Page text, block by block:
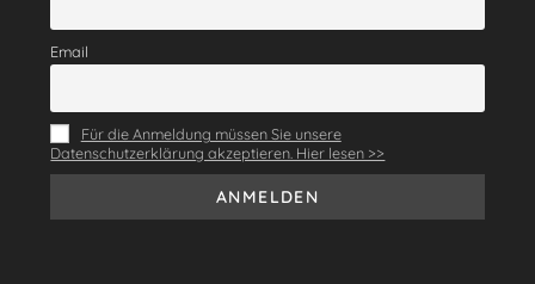
Email
Für die Anmeldung müssen Sie unsere
Datenschutzerklärung akzeptieren. Hier lesen >>